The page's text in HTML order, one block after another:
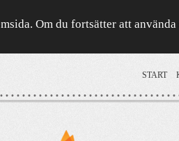
Om du fortsätter att
START